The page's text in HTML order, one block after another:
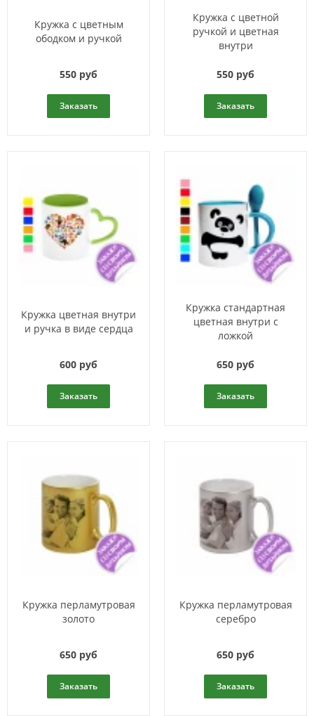
Кружка с цветным
ободком и ручкой
550 руб
Заказать
Кружка с цветной
ручкой и цветная
внутри
550 руб
Заказать
Кружка цветная внутри
и ручка в виде сердца
600 руб
Заказать
Кружка стандартная
цветная внутри с
ложкой
650 руб
Заказать
Кружка перламутровая
золото
650 руб
Заказать
Кружка перламутровая
серебро
650 руб
Заказать